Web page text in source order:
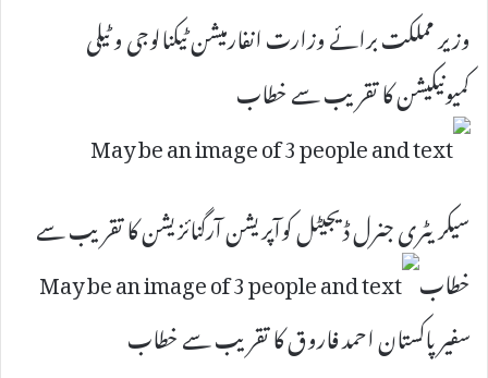
وزیر مملکت برائے وزارت انفارمیشن ٹیکنالوجی و ٹیلی
کمیونیکیشن کا تقریب سے خطاب
سیکریٹری جنرل ڈیجیٹل کوآپریشن آرگنائزیشن کا تقریب سے
خطاب
سفیر پاکستان احمد فاروق کا تقریب سے خطاب